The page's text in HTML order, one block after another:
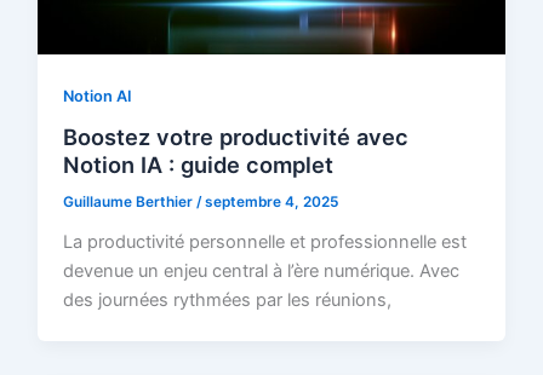
Notion AI
Boostez votre productivité avec
Notion IA : guide complet
Guillaume Berthier/septembre 4, 2025
La productivité personnelle et professionnelle est
devenue un enjeu central à l’ère numérique. Avec
des journées rythmées par les réunions,